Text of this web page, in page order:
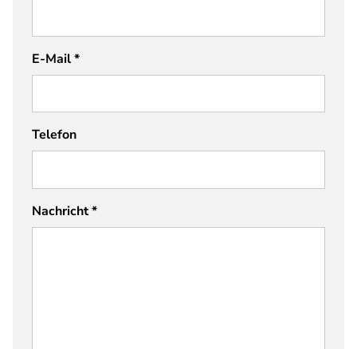
E-Mail*
Telefon
Nachricht*